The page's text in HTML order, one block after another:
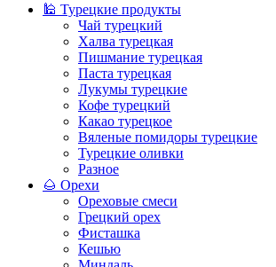
🕌 Турецкие продукты
Чай турецкий
Халва турецкая
Пишмание турецкая
Паста турецкая
Лукумы турецкие
Кофе турецкий
Какао турецкое
Вяленые помидоры турецкие
Турецкие оливки
Разное
🌰 Орехи
Ореховые смеси
Грецкий орех
Фисташка
Кешью